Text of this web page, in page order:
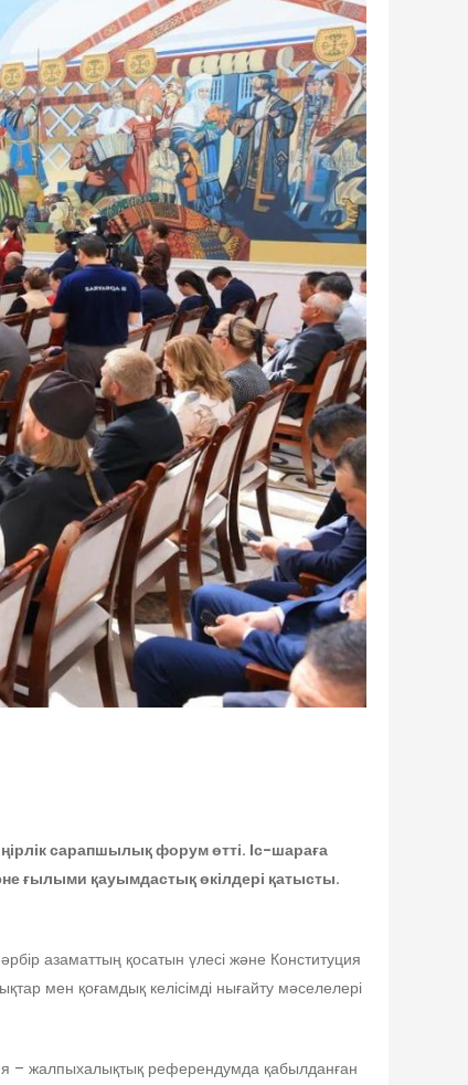
сарапшылық форум өтті. Іс-шараға
ғылыми қауымдастық өкілдері қатысты.
азаматтың қосатын үлесі және Конституция
мен қоғамдық келісімді нығайту мәселелері
– жалпыхалықтық референдумда қабылданған